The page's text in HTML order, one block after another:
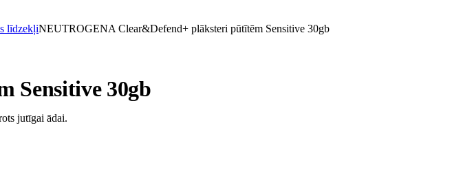
līdzekļiNEUTROGENA Clear&Defend+ plāksteri pūtītēm Sensitive 30gb
Sensitive 30gb
jutīgai ādai.